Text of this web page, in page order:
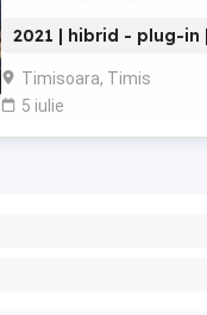
2021 | hibrid - plug-in
Timisoara, Timis
5 iulie